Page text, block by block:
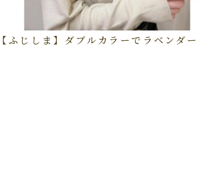
ふじしま】ダブルカラーでラベンダー